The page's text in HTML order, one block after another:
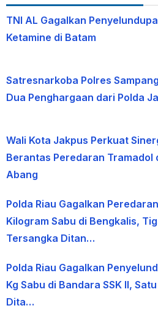
TNI AL Gagalkan
Ketamine di Batam
Satresnarkoba Polres
Dua Penghargaan dari Polda
Wali Kota Jakpus Perkuat
Berantas Peredaran Tramadol
Abang
Polda Riau Gagalkan
Kilogram Sabu di Bengkalis,
Tersangka Ditan…
Polda Riau Gagalkan
Kg Sabu di Bandara SSK II,
Dita…